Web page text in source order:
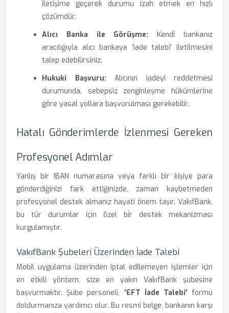
iletişime geçerek durumu izah etmek en hızlı
çözümdür.
Alıcı Banka ile Görüşme: Kendi bankanız
aracılığıyla alıcı bankaya 'iade talebi' iletilmesini
talep edebilirsiniz.
Hukuki Başvuru: Alıcının iadeyi reddetmesi
durumunda, sebepsiz zenginleşme hükümlerine
göre yasal yollara başvurulması gerekebilir.
Hatalı Gönderimlerde İzlenmesi Gereken
Profesyonel Adımlar
Yanlış bir IBAN numarasına veya farklı bir kişiye para
gönderdiğinizi fark ettiğinizde, zaman kaybetmeden
profesyonel destek almanız hayati önem taşır. VakıfBank,
bu tür durumlar için özel bir destek mekanizması
kurgulamıştır.
VakıfBank Şubeleri Üzerinden İade Talebi
Mobil uygulama üzerinden iptal edilemeyen işlemler için
en etkili yöntem, size en yakın VakıfBank şubesine
başvurmaktır. Şube personeli, 'EFT İade Talebi' formu
doldurmanıza yardımcı olur. Bu resmi belge, bankanın karşı